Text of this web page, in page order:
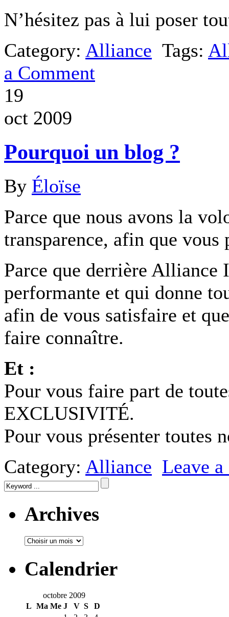
N’hésitez pas à lui poser
Category: Alliance Tags:
a Comment
19
oct 2009
Pourquoi un blog ?
By Éloïse
Parce que nous avons la
transparence, afin que
Parce que derrière Alliance
performante et qui donne
afin de vous satisfaire et
faire connaître.
Et :
Pour vous faire part de
EXCLUSIVITÉ.
Pour vous présenter toutes
Category: Alliance Leave
Archives
Calendrier
octobre 2009
L Ma Me J V S
D